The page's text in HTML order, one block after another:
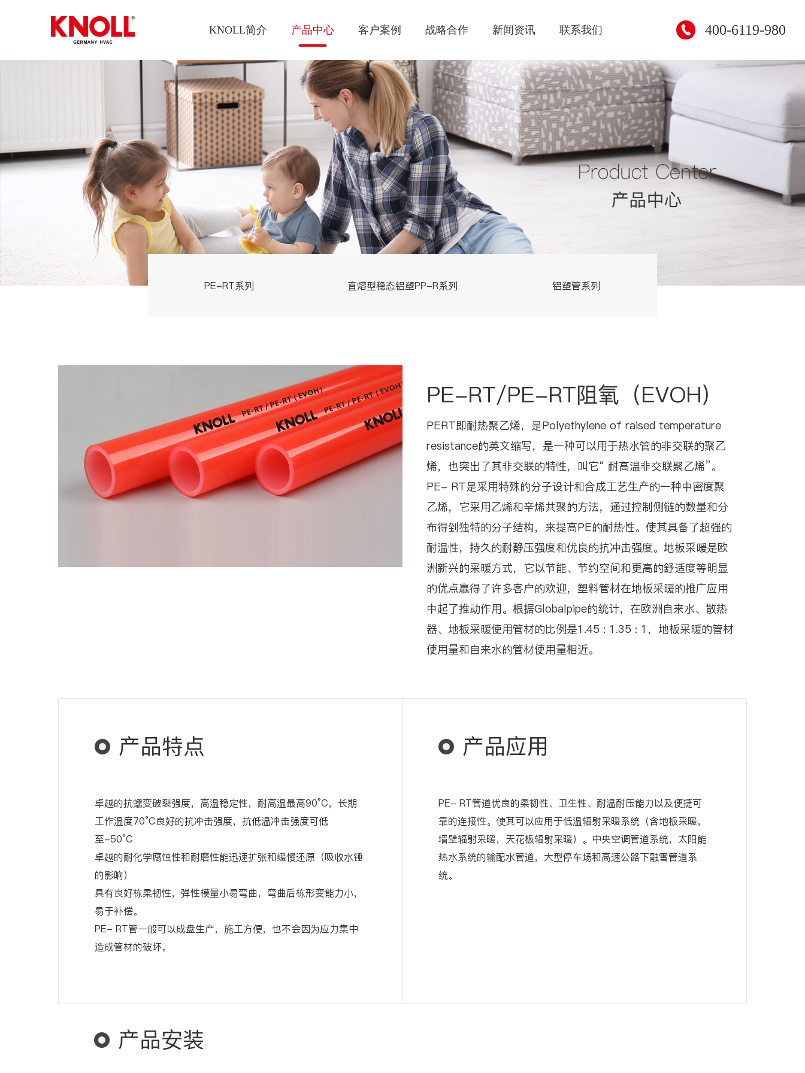
KNOLL简介 产品中心 客户案例 战略合作 新闻资讯 联系我们 400-6119-980
PE-RT系列 直熔型稳态铝塑PP-R系列 铝塑管系列 交联管系列
PE-RT/PE-RT阻氧（EVOH）
PERT即耐热聚乙烯，是Polyethylene of raised temperature
resistance的英文缩写，是一种可以用于热水管的非交联的聚乙
烯，也突出了其非交联的特性，叫它“ 耐高温非交联聚乙烯”。
PE- RT是采用特殊的分子设计和合成工艺生产的一种中密度聚
乙烯，它采用乙烯和辛烯共聚的方法，通过控制侧链的数量和分
布得到独特的分子结构，来提高PE的耐热性。使其具备了超强的
耐温性，持久的耐静压强度和优良的抗冲击强度。地板采暖是欧
洲新兴的采暖方式，它以节能、节约空间和更高的舒适度等明显
的优点赢得了许多客户的欢迎，塑料管材在地板采暖的推广应用
中起了推动作用。根据Globalpipe的统计，在欧洲自来水、散热
器、地板采暖使用管材的比例是1.45 : 1.35 : 1，地板采暖的管材
使用量和自来水的管材使用量相近。
产品特点
卓越的抗蠕变破裂强度，高温稳定性，耐高温最高90°C，长期
工作温度70°C良好的抗冲击强度，抗低温冲击强度可低
至-50°C
卓越的耐化学腐蚀性和耐磨性能迅速扩张和缓慢还原（吸收水锤
的影响）
具有良好栋柔韧性，弹性模量小易弯曲，弯曲后栋形变能力小，
易于补偿。
PE- RT管一般可以成盘生产，施工方便，也不会因为应力集中
造成管材的破坏。
产品应用
PE- RT管道优良的柔韧性、卫生性、耐温耐压能力以及便捷可
靠的连接性。使其可以应用于低温辐射采暖系统（含地板采暖，
墙壁辐射采暖，天花板辐射采暖）。中央空调管道系统，太阳能
热水系统的输配水管道，大型停车场和高速公路下融雪管道系
统。
产品安装